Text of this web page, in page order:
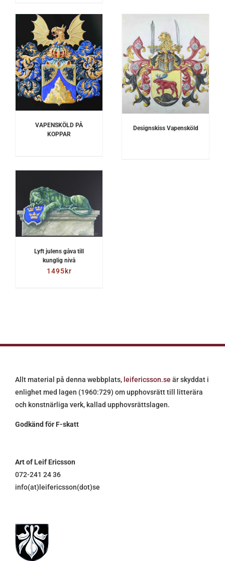
VAPENSKÖLD PÅ
KOPPAR
DETALJER
Designskiss Vapensköld
Lyft julens gåva till
kunglig nivå
1495kr
Allt material på denna webbplats, leifericsson.se är skyddat i
enlighet med lagen (1960:729) om upphovsrätt till litterära
och konstnärliga verk, kallad upphovsrättslagen.
Godkänd för F-skatt
Art of Leif Ericsson
072-241 24 36
info(at)leifericsson(dot)se